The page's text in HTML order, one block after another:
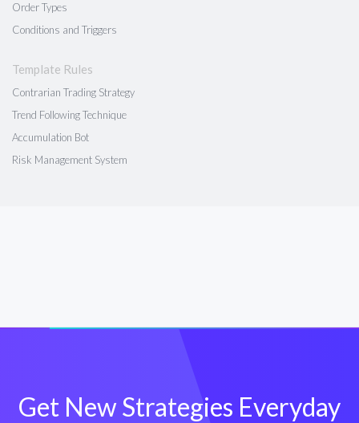
Order Types
Conditions and Triggers
Template Rules
Contrarian Trading Strategy
Trend Following Technique
Accumulation Bot
Risk Management System
Get New Strategies Everyday